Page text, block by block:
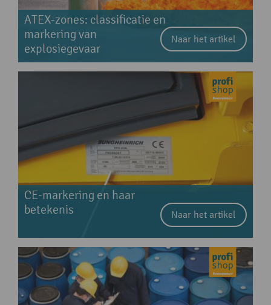
ATEX-zones: classificatie en
markering van
explosiegevaar
Naar het artikel
CE-markering en haar
betekenis
Naar het artikel